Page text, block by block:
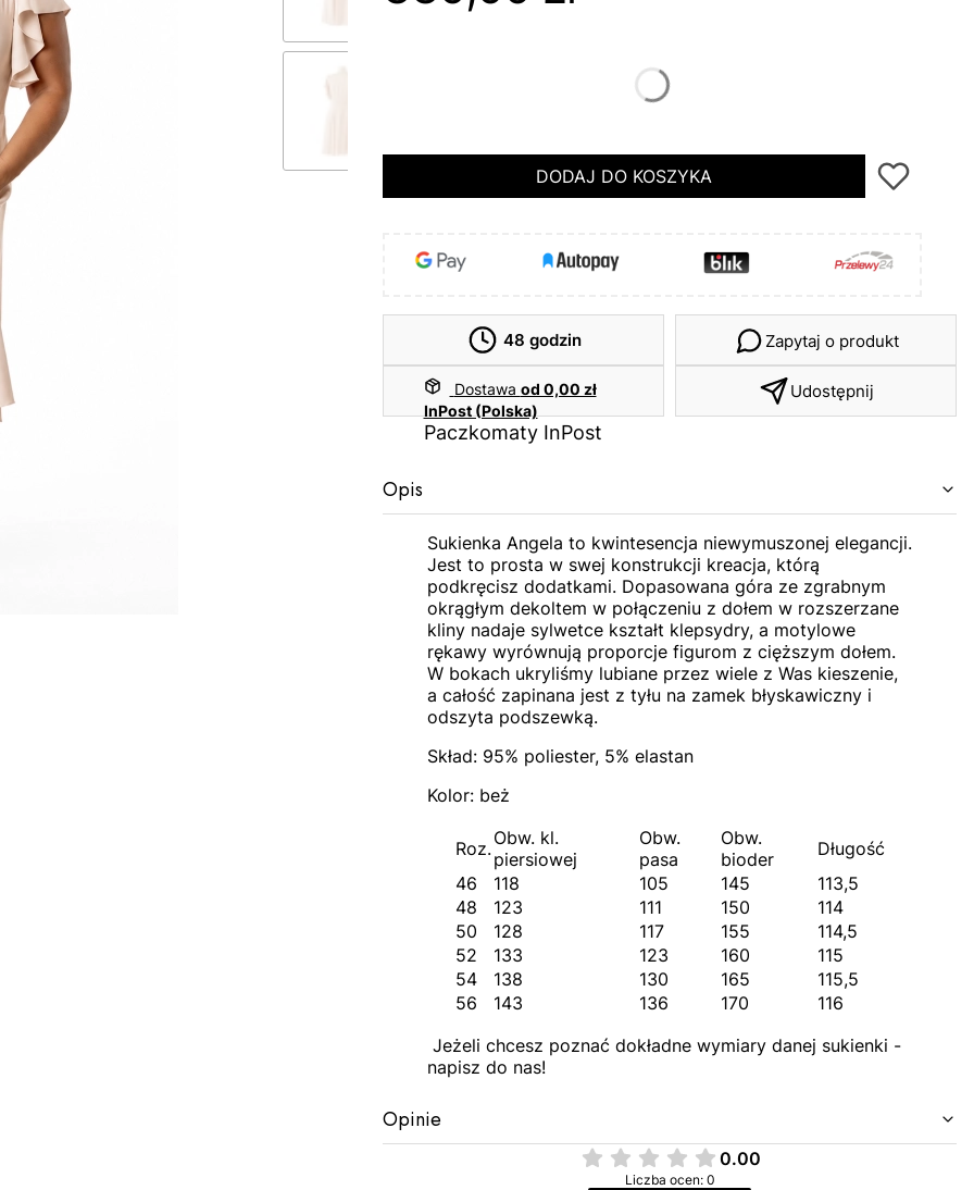
DODAJ DO KOSZYKA
48 godzin
Dostawa od 0,00 zł
InPost (Polska)
Paczkomaty InPost
Zapytaj o produkt
Udostępnij
Opis
Sukienka Angela to kwintesencja niewymuszonej elegancji.
Jest to prosta w swej konstrukcji kreacja, którą
podkręcisz dodatkami. Dopasowana góra ze zgrabnym
okrągłym dekoltem w połączeniu z dołem w rozszerzane
kliny nadaje sylwetce kształt klepsydry, a motylowe
rękawy wyrównują proporcje figurom z cięższym dołem.
W bokach ukryliśmy lubiane przez wiele z Was kieszenie,
a całość zapinana jest z tyłu na zamek błyskawiczny i
odszyta podszewką.
Skład: 95% poliester, 5% elastan
Kolor: beż
Roz.Obw. kl.
piersiowej
Obw.
pasa
Obw.
bioder
Długość
46
118 105 145
113,5
48
123 111 150
114
50
128 117 155
114,5
52
133 123 160
115
54
138 130 165
115,5
56
143 136 170
116
Jeżeli chcesz poznać dokładne wymiary danej sukienki -
napisz do nas!
Opinie
0.00
Liczba ocen: 0